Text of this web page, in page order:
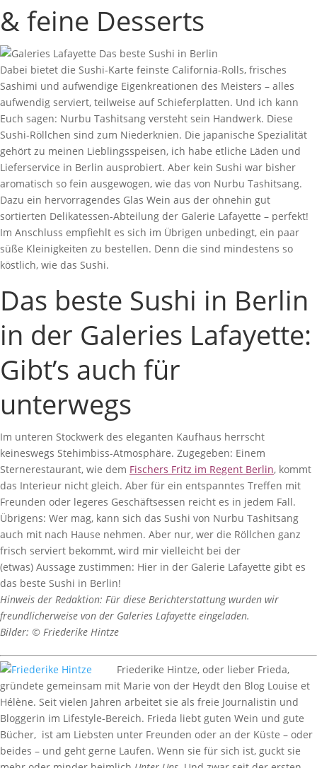
& feine Desserts
Dabei bietet die Sushi-Karte feinste California-Rolls, frisches
Sashimi und aufwendige Eigenkreationen des Meisters – alles
aufwendig serviert, teilweise auf Schieferplatten. Und ich kann
Euch sagen: Nurbu Tashitsang versteht sein Handwerk. Diese
Sushi-Röllchen sind zum Niederknien. Die japanische Spezialität
gehört zu meinen Lieblingsspeisen, ich habe etliche Läden und
Lieferservice in Berlin ausprobiert. Aber kein Sushi war bisher
aromatisch so fein ausgewogen, wie das von Nurbu Tashitsang.
Dazu ein hervorragendes Glas Wein aus der ohnehin gut
sortierten Delikatessen-Abteilung der Galerie Lafayette – perfekt!
Im Anschluss empfiehlt es sich im Übrigen unbedingt, ein paar
süße Kleinigkeiten zu bestellen. Denn die sind mindestens so
köstlich, wie das Sushi.
Das beste Sushi in Berlin
in der Galeries Lafayette:
Gibt’s auch für
unterwegs
Im unteren Stockwerk des eleganten Kaufhaus herrscht
keineswegs Stehimbiss-Atmosphäre. Zugegeben: Einem
Sternerestaurant, wie dem Fischers Fritz im Regent Berlin, kommt
das Interieur nicht gleich. Aber für ein entspanntes Treffen mit
Freunden oder legeres Geschäftsessen reicht es in jedem Fall.
Übrigens: Wer mag, kann sich das Sushi von Nurbu Tashitsang
auch mit nach Hause nehmen. Aber nur, wer die Röllchen ganz
frisch serviert bekommt, wird mir vielleicht bei der
(etwas) Aussage zustimmen: Hier in der Galerie Lafayette gibt es
das beste Sushi in Berlin!
Hinweis der Redaktion: Für diese Berichterstattung wurden wir
freundlicherweise von der Galeries Lafayette eingeladen.
Bilder: © Friederike Hintze
Friederike Hintze, oder lieber Frieda,
gründete gemeinsam mit Marie von der Heydt den Blog Louise et
Hélène. Seit vielen Jahren arbeitet sie als freie Journalistin und
Bloggerin im Lifestyle-Bereich. Frieda liebt guten Wein und gute
Bücher, ist am Liebsten unter Freunden oder an der Küste – oder
beides – und geht gerne Laufen. Wenn sie für sich ist, guckt sie